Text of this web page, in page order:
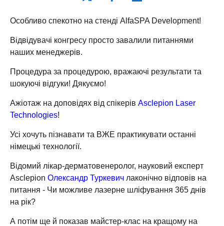
Особливо спекотно на стенді AlfaSPA Development!
Відвідувачі конгресу просто завалили питаннями
наших менеджерів.
Процедура за процедурою, вражаючі результати та
шокуючі відгуки! Дякуємо!
Ажіотаж на доповідях від спікерів Asclepion Laser
Technologies!
Усі хочуть пізнавати та ВЖЕ практикувати останні
німецькі технології.
Відомий лікар-дерматовенеролог, науковий експерт
Asclepion Олександр Туркевич лаконічно відповів на
питання - Чи можливе лазерне шліфування 365 днів
на рік?
А потім ще й показав майстер-клас на кращому на